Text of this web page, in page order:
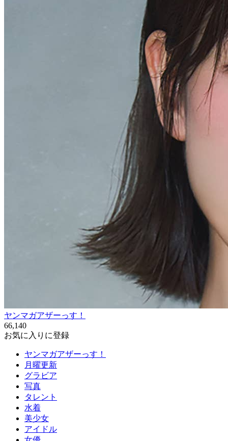
ヤンマガアザーっす！
66,140
お気に入りに登録
ヤンマガアザーっす！
月曜更新
グラビア
写真
タレント
水着
美少女
アイドル